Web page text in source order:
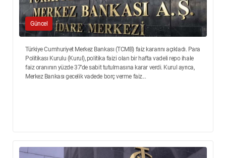
Güncel
Türkiye Cumhuriyet Merkez Bankası (TCMB) faiz kararını açıkladı. Para
Politikası Kurulu (Kurul), politika faizi olan bir hafta vadeli repo ihale
faiz oranının yüzde 37’de sabit tutulmasına karar verdi. Kurul ayrıca,
Merkez Bankası gecelik vadede borç verme faiz...